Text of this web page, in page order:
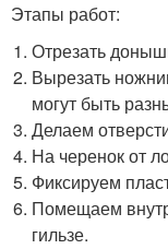
Этапы работ:
Отрезать
Вырезать
могут быть
Делаем
На черенок от
Фиксируем
Помещаем
гильзе.